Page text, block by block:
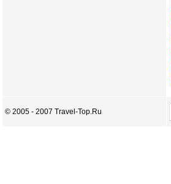
© 2005 - 2007 Travel-Top.Ru